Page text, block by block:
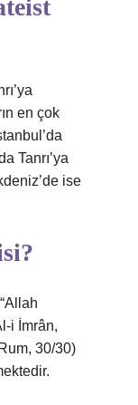
en çok
Tanrı’ya
ise
i İmrân,
30/30)